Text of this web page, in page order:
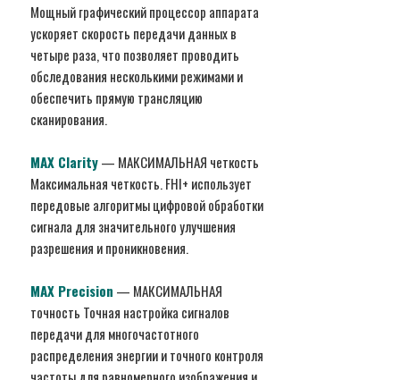
Мощный графический процессор аппарата
ускоряет скорость передачи данных в
четыре раза, что позволяет проводить
обследования несколькими режимами и
обеспечить прямую трансляцию
сканирования.
MAX Clarity— МАКСИМАЛЬНАЯ четкость
Максимальная четкость. FHI+ использует
передовые алгоритмы цифровой обработки
сигнала для значительного улучшения
разрешения и проникновения.
MAX Precision — МАКСИМАЛЬНАЯ
точность Точная настройка сигналов
передачи для многочастотного
распределения энергии и точного контроля